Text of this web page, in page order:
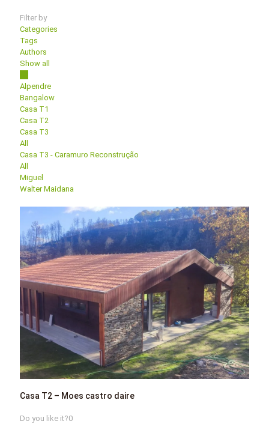
Filter by
Categories
Tags
Authors
Show all
Alpendre
Bangalow
Casa T1
Casa T2
Casa T3
All
Casa T3 - Caramuro Reconstrução
All
Miguel
Walter Maidana
Casa T2 – Moes castro daire
Do you like it?0